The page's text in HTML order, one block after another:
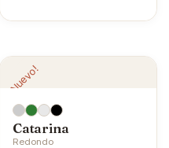
¡Nuevo!
Catarina
Redondo